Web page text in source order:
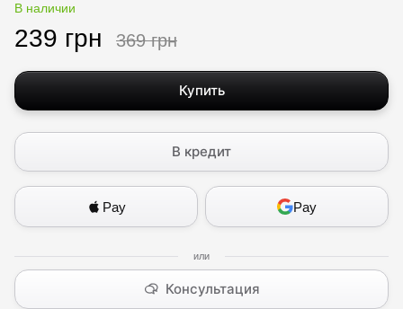
В наличии
239 грн 369 грн
Купить
В кредит
Pay Pay
Консультация